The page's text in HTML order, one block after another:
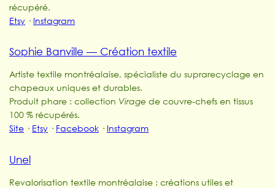
récupéré.
Etsy · Instagram
Sophie Banville — Création textile
Artiste textile montréalaise, spécialiste du suprarecyclage en
chapeaux uniques et durables.
Produit phare : collection Virage de couvre-chefs en tissus
100 % récupérés.
Site · Etsy · Facebook · Instagram
Unel
Revalorisation textile montréalaise : créations utiles et